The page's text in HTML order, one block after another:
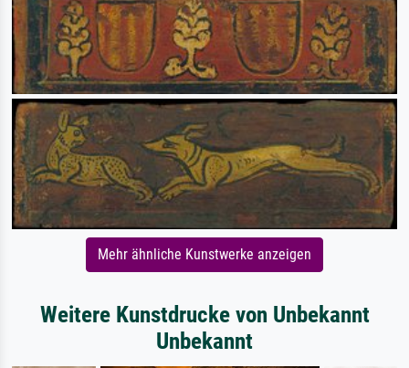
Mehr ähnliche Kunstwerke anzeigen
Weitere Kunstdrucke von Unbekannt
Unbekannt